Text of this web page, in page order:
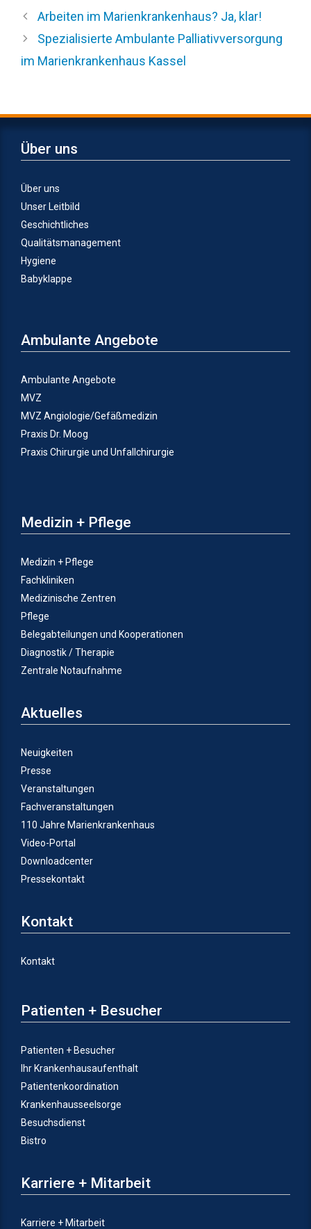
Arbeiten im Marienkrankenhaus? Ja, klar!
Spezialisierte Ambulante Palliativversorgung
im Marienkrankenhaus Kassel
Über uns
Über uns
Unser Leitbild
Geschichtliches
Qualitätsmanagement
Hygiene
Babyklappe
Ambulante Angebote
Ambulante Angebote
MVZ
MVZ Angiologie/Gefäßmedizin
Praxis Dr. Moog
Praxis Chirurgie und Unfallchirurgie
Medizin + Pflege
Medizin + Pflege
Fachkliniken
Medizinische Zentren
Pflege
Belegabteilungen und Kooperationen
Diagnostik / Therapie
Zentrale Notaufnahme
Aktuelles
Neuigkeiten
Presse
Veranstaltungen
Fachveranstaltungen
110 Jahre Marienkrankenhaus
Video-Portal
Downloadcenter
Pressekontakt
Kontakt
Kontakt
Patienten + Besucher
Patienten + Besucher
Ihr Krankenhausaufenthalt
Patientenkoordination
Krankenhausseelsorge
Besuchsdienst
Bistro
Karriere + Mitarbeit
Karriere + Mitarbeit